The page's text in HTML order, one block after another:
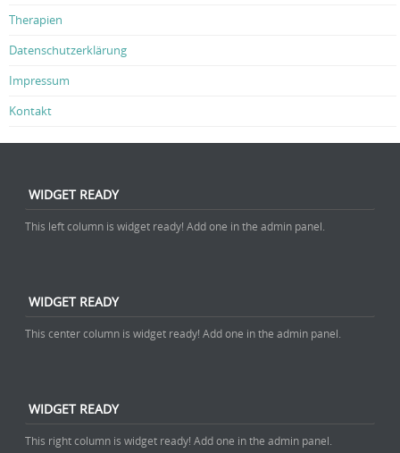
Therapien
Datenschutzerklärung
Impressum
Kontakt
WIDGET READY
This left column is widget ready! Add one in the admin panel.
WIDGET READY
This center column is widget ready! Add one in the admin panel.
WIDGET READY
This right column is widget ready! Add one in the admin panel.